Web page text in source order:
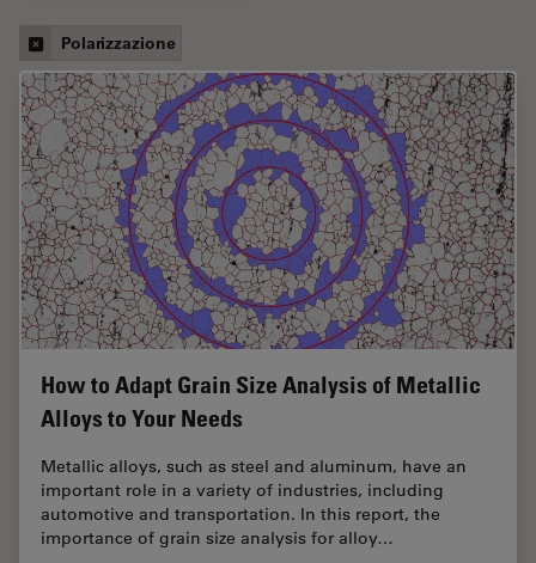
Polarizzazione
How to Adapt Grain Size Analysis of Metallic
Alloys to Your Needs
Metallic alloys, such as steel and aluminum, have an
important role in a variety of industries, including
automotive and transportation. In this report, the
importance of grain size analysis for alloy…